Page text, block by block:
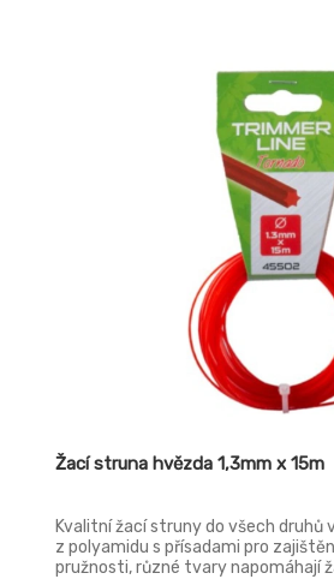
Žací struna hvězda 1,3mm x 15m
Kvalitní žací struny do všech druhů
z polyamidu s přísadami pro
pružnosti, různé tvary napomáhají